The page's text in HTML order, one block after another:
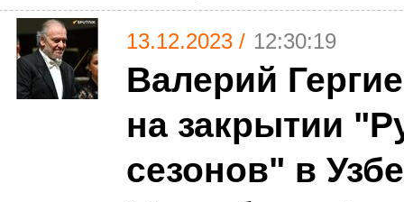
13.12.2023 / 12:30:19
Валерий
на закрытии
сезонов" в